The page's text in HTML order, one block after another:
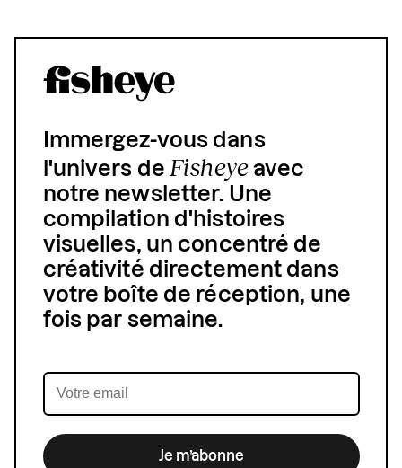
Immergez-vous dans
l'univers de Fisheyeavec
notre newsletter. Une
compilation d'histoires
visuelles, un concentré de
créativité directement dans
votre boîte de réception, une
fois par semaine.
Je m’abonne